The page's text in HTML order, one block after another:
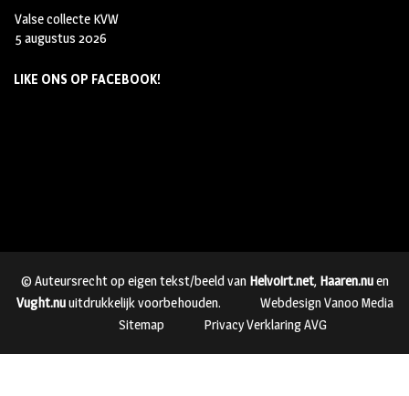
Valse collecte KVW
5 augustus 2026
LIKE ONS OP FACEBOOK!
© Auteursrecht op eigen tekst/beeld van Helvoirt.net, Haaren.nuen
Vught.nuuitdrukkelijk voorbehouden.
Webdesign Vanoo Media
Sitemap
Privacy Verklaring AVG